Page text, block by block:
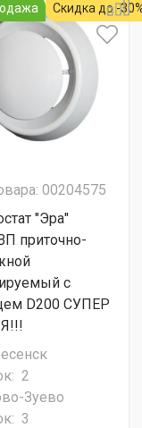
Скидка до -
00204575
"Эра"
приточно-
с
D200 СУПЕР
2
Зуево
3